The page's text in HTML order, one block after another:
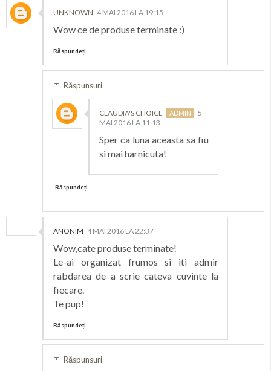
UNKNOWN 4 MAI 2016 LA 19:15
Wow ce de produse terminate :)
Răspundeți
Răspunsuri
CLAUDIA'S CHOICE
5
MAI 2016 LA 11:13
Sper ca luna aceasta sa fiu
si mai harnicuta!
Răspundeți
ANONIM 4 MAI 2016 LA 22:37
Wow,cate produse terminate!
Le-ai organizat frumos si iti admir
rabdarea de a scrie cateva cuvinte la
fiecare.
Te pup!
Răspundeți
Răspunsuri